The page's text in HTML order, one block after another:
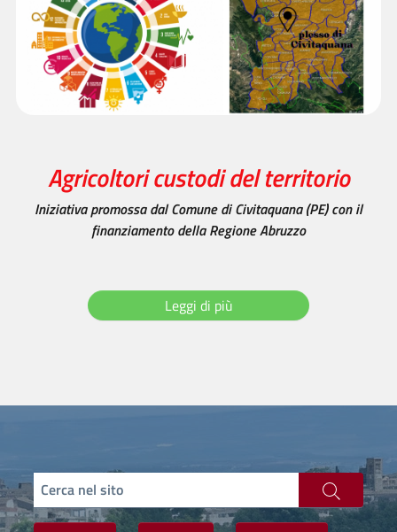
Agricoltori custodi del territorio
Iniziativa promossa dal Comune di Civitaquana (PE) con il
finanziamento della Regione Abruzzo
Leggi di più
Cerca nel sito